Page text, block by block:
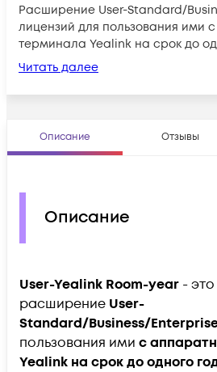
Расширение User-Standard/
лицензий для пользования ими
терминала Yealink на срок до
Читать далее
Описание Отзывы
Описание
User-Yealink Room-year - это
расширение User-
Standard/Business/
пользования ими с
Yealink на срок до одного